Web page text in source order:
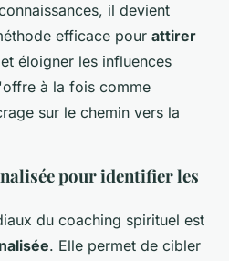
il devient
efficace pour attirer
et éloigner les influences
à la fois comme
sur le chemin vers la
pour identifier les
du coaching spirituel est
. Elle permet de cibler